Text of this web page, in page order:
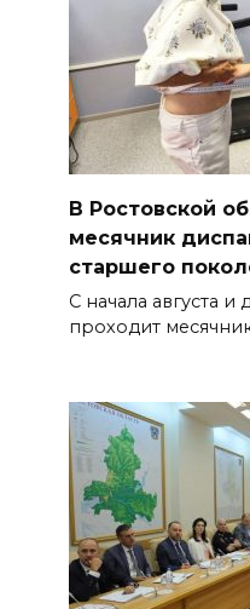
В Ростовской
месячник
старшего
С начала августа и
проходит